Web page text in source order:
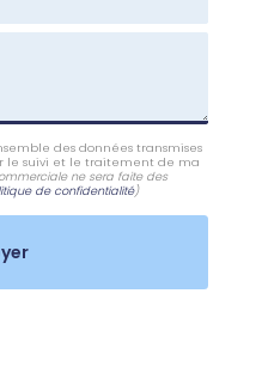
des données transmises
le suivi et le traitement de ma
ne sera faite des
de confidentialité)